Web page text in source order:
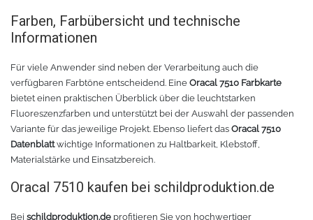
Farben, Farbübersicht und technische
Informationen
Für viele Anwender sind neben der Verarbeitung auch die
verfügbaren Farbtöne entscheidend. Eine Oracal 7510 Farbkarte
bietet einen praktischen Überblick über die leuchtstarken
Fluoreszenzfarben und unterstützt bei der Auswahl der passenden
Variante für das jeweilige Projekt. Ebenso liefert das Oracal 7510
Datenblattwichtige Informationen zu Haltbarkeit, Klebstoff,
Materialstärke und Einsatzbereich.
Oracal 7510 kaufen bei schildproduktion.de
Bei schildproduktion.de profitieren Sie von hochwertiger